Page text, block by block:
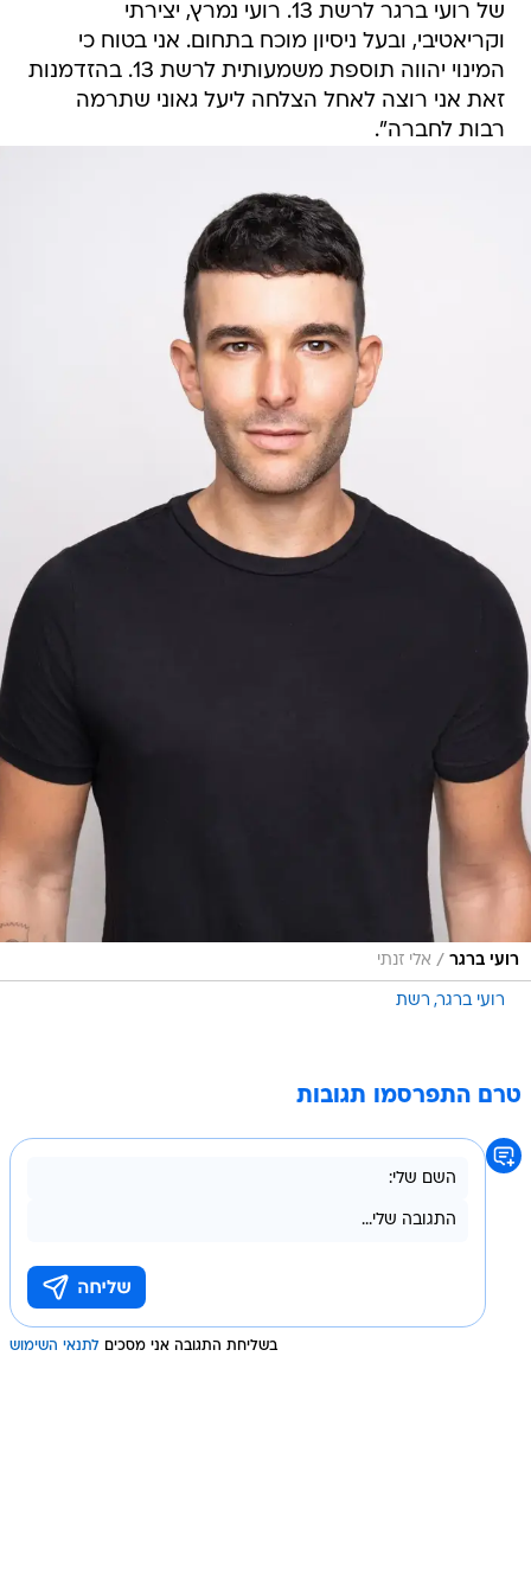
של רועי ברגר לרשת 13. רועי נמרץ, יצירתי
וקריאטיבי, ובעל ניסיון מוכח בתחום. אני בטוח כי
המינוי יהווה תוספת משמעותית לרשת 13. בהזדמנות
זאת אני רוצה לאחל הצלחה ליעל גאוני שתרמה
רבות לחברה".
רועי ברגר / אלי זנתי
רועי ברגר רשת
טרם התפרסמו תגובות
בשליחת התגובה אני מסכים לתנאי השימוש